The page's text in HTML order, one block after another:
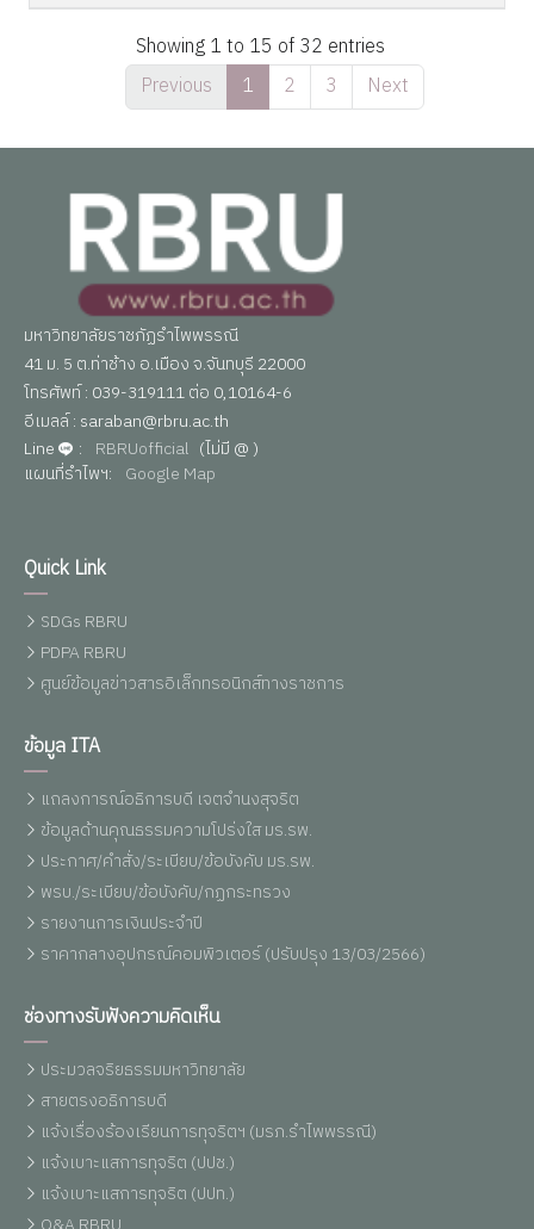
Showing 1 to 15 of 32 entries
Previous
1 2 3 Next
มหาวิทยาลัยราชภัฏรำไพพรรณี
41 ม. 5 ต.ท่าช้าง อ.เมือง จ.จันทบุรี 22000
โทรศัพท์ : 039-319111 ต่อ 0,10164-6
อีเมลล์ : saraban@rbru.ac.th
Line
: RBRUofficial (ไม่มี @ )
แผนที่รำไพฯ: Google Map
Quick Link
SDGs RBRU
PDPA RBRU
ศูนย์ข้อมูลข่าวสารอิเล็กทรอนิกส์ทางราชการ
ข้อมูล ITA
แถลงการณ์อธิการบดี เจตจำนงสุจริต
ข้อมูลด้านคุณธรรมความโปร่งใส มร.รพ.
ประกาศ/คำสั่ง/ระเบียบ/ข้อบังคับ มร.รพ.
พรบ./ระเบียบ/ข้อบังคับ/กฏกระทรวง
รายงานการเงินประจำปี
ราคากลางอุปกรณ์คอมพิวเตอร์ (ปรับปรุง 13/03/2566)
ช่องทางรับฟังความคิดเห็น
ประมวลจริยธรรมมหาวิทยาลัย
สายตรงอธิการบดี
แจ้งเรื่องร้องเรียนการทุจริตฯ (มรภ.รำไพพรรณี)
แจ้งเบาะแสการทุจริต (ปปช.)
แจ้งเบาะแสการทุจริต (ปปท.)